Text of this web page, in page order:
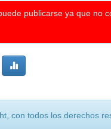
publicarse ya que
con todos los derechos